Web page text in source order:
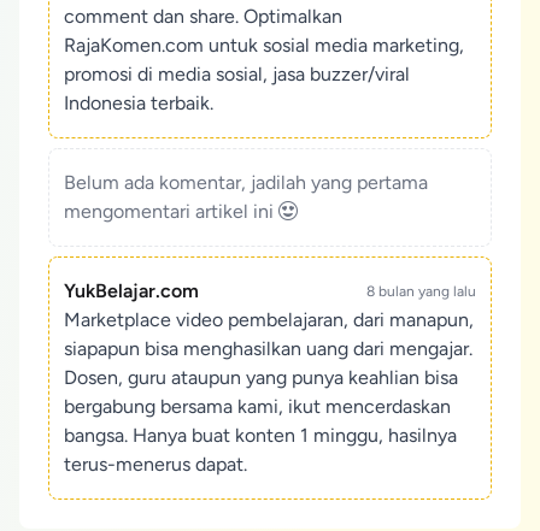
comment dan share. Optimalkan
RajaKomen.com untuk sosial media marketing,
promosi di media sosial, jasa buzzer/viral
Indonesia terbaik.
Belum ada komentar, jadilah yang pertama
mengomentari artikel ini
YukBelajar.com 8 bulan yang lalu
Marketplace video pembelajaran, dari manapun,
siapapun bisa menghasilkan uang dari mengajar.
Dosen, guru ataupun yang punya keahlian bisa
bergabung bersama kami, ikut mencerdaskan
bangsa. Hanya buat konten 1 minggu, hasilnya
terus-menerus dapat.